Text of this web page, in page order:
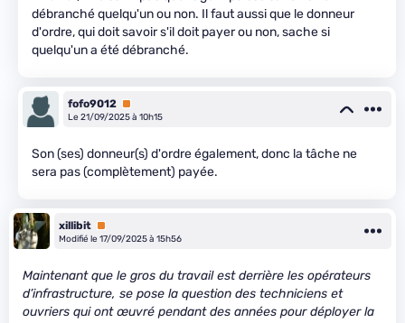
débranché quelqu'un ou non. Il faut aussi que le donneur
d'ordre, qui doit savoir s'il doit payer ou non, sache si
quelqu'un a été débranché.
fofo9012 Premium
Le 21/09/2025 à 10h15
Son (ses) donneur(s) d'ordre également, donc la tâche ne
sera pas (complètement) payée.
xillibit Premium
Modifié le 17/09/2025 à 15h56
Maintenant que le gros du travail est derrière les opérateurs
d’infrastructure, se pose la question des techniciens et
ouvriers qui ont œuvré pendant des années pour déployer la